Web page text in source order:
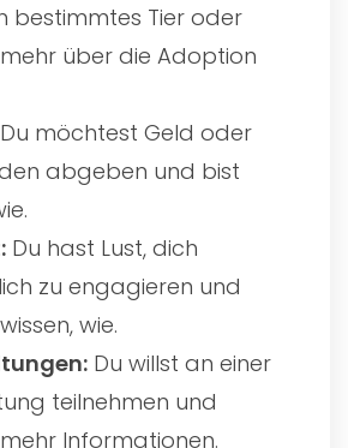
bestimmtes Tier oder
über die Adoption
Du möchtest Geld oder
abgeben und bist
Du hast Lust, dich
zu engagieren und
wie.
Du willst an einer
teilnehmen und
Informationen.